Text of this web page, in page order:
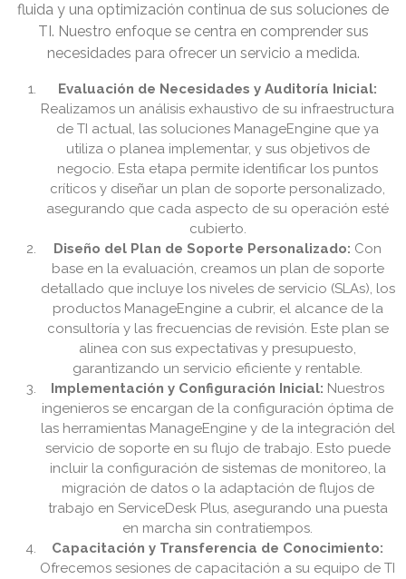
fluida y una optimización continua de sus soluciones de
TI. Nuestro enfoque se centra en comprender sus
necesidades para ofrecer un servicio a medida.
Evaluación de Necesidades y Auditoría Inicial:
Realizamos un análisis exhaustivo de su infraestructura
de TI actual, las soluciones ManageEngine que ya
utiliza o planea implementar, y sus objetivos de
negocio. Esta etapa permite identificar los puntos
críticos y diseñar un plan de soporte personalizado,
asegurando que cada aspecto de su operación esté
cubierto.
Diseño del Plan de Soporte Personalizado: Con
base en la evaluación, creamos un plan de soporte
detallado que incluye los niveles de servicio (SLAs), los
productos ManageEngine a cubrir, el alcance de la
consultoría y las frecuencias de revisión. Este plan se
alinea con sus expectativas y presupuesto,
garantizando un servicio eficiente y rentable.
Implementación y Configuración Inicial: Nuestros
ingenieros se encargan de la configuración óptima de
las herramientas ManageEngine y de la integración del
servicio de soporte en su flujo de trabajo. Esto puede
incluir la configuración de sistemas de monitoreo, la
migración de datos o la adaptación de flujos de
trabajo en ServiceDesk Plus, asegurando una puesta
en marcha sin contratiempos.
Capacitación y Transferencia de Conocimiento:
Ofrecemos sesiones de capacitación a su equipo de TI